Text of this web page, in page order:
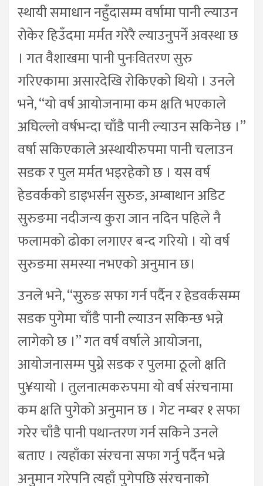
स्थायी समाधान नहुँदासम्म वर्षामा पानी ल्याउन
रोकेर हिउँदमा मर्मत गरेरै ल्याउनुपर्ने अवस्था छ
। गत वैशाखमा पानी पुनःवितरण सुरु
गरिएकामा असारदेखि रोकिएको थियो । उनले
भने, “यो वर्ष आयोजनामा कम क्षति भएकाले
अघिल्लो वर्षभन्दा चाँडै पानी ल्याउन सकिनेछ ।”
वर्षा सकिएकाले अस्थायीरुपमा पानी चलाउन
सडक र पुल मर्मत भइरहेको छ । यस वर्ष
हेडवर्कको डाइभर्सन सुरुङ, अम्बाथान अडिट
सुरुङमा नदीजन्य कुरा जान नदिन पहिले नै
फलामको ढोका लगाएर बन्द गरियो । यो वर्ष
सुरुङमा समस्या नभएको अनुमान छ।
उनले भने, “सुरुङ सफा गर्न पर्दैन र हेडवर्कसम्म
सडक पुगेमा चाँडै पानी ल्याउन सकिन्छ भन्ने
लागेको छ ।” गत वर्ष वर्षाले आयोजना,
आयोजनासम्म पुग्ने सडक र पुलमा ठूलो क्षति
पु¥यायो । तुलनात्मकरुपमा यो वर्ष संरचनामा
कम क्षति पुगेको अनुमान छ । गेट नम्बर १ सफा
गरेर चाँडै पानी पथान्तरण गर्न सकिने उनले
बताए । त्यहाँका संरचना सफा गर्नु पर्दैन भन्ने
अनुमान गरेपनि त्यहाँ पुगेपछि संरचनाको